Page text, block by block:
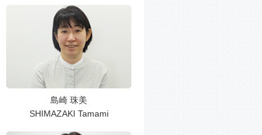
島崎 珠美
SHIMAZAKI Tamami